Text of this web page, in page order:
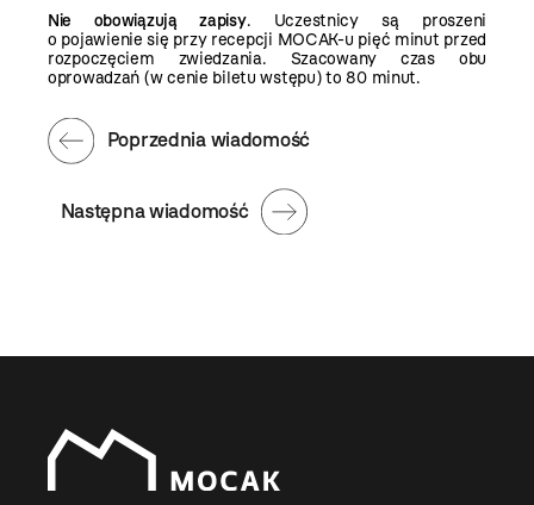
Nie obowiązują zapisy. Uczestnicy są proszeni
o pojawienie się przy recepcji MOCAK-u pięć minut przed
rozpoczęciem zwiedzania. Szacowany czas obu
oprowadzań (w cenie biletu wstępu) to 80 minut.
Następna wiadomość
Poprzednia wiadomość